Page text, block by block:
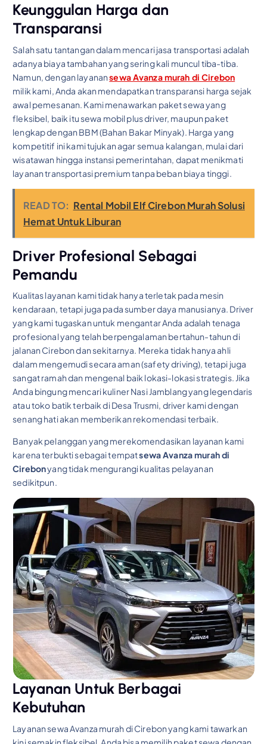
Keunggulan Harga dan
Transparansi
Salah satu tantangan dalam mencari jasa transportasi adalah
adanya biaya tambahan yang sering kali muncul tiba-tiba.
Namun, dengan layanansewa Avanza murah di Cirebon
milik kami, Anda akan mendapatkan transparansi harga sejak
awal pemesanan. Kami menawarkan paket sewa yang
fleksibel, baik itu sewa mobil plus driver, maupun paket
lengkap dengan BBM (Bahan Bakar Minyak). Harga yang
kompetitif ini kami tujukan agar semua kalangan, mulai dari
wisatawan hingga instansi pemerintahan, dapat menikmati
layanan transportasi premium tanpa beban biaya tinggi.
READ TO: Rental Mobil Elf Cirebon Murah Solusi
Hemat Untuk Liburan
Driver Profesional Sebagai
Pemandu
Kualitas layanan kami tidak hanya terletak pada mesin
kendaraan, tetapi juga pada sumber daya manusianya. Driver
yang kami tugaskan untuk mengantar Anda adalah tenaga
profesional yang telah berpengalaman bertahun-tahun di
jalanan Cirebon dan sekitarnya. Mereka tidak hanya ahli
dalam mengemudi secara aman (safety driving), tetapi juga
sangat ramah dan mengenal baik lokasi-lokasi strategis. Jika
Anda bingung mencari kuliner Nasi Jamblang yang legendaris
atau toko batik terbaik di Desa Trusmi, driver kami dengan
senang hati akan memberikan rekomendasi terbaik.
Banyak pelanggan yang merekomendasikan layanan kami
karena terbukti sebagai tempatsewa Avanza murah di
Cirebonyang tidak mengurangi kualitas pelayanan
sedikitpun.
Layanan Untuk Berbagai
Kebutuhan
Layanan sewa Avanza murah di Cirebon yang kami tawarkan